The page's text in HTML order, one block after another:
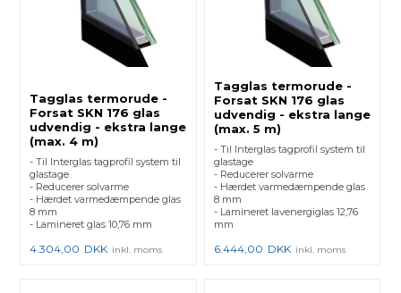
Tagglas termorude -
Forsat SKN 176 glas
udvendig - ekstra lange
(max. 4 m)
- Til Interglas tagprofil system til
glastage
- Reducerer solvarme
- Hærdet varmedæmpende glas
8 mm
- Lamineret glas 10,76 mm
4.304,00 DKK inkl. moms
Tagglas termorude -
Forsat SKN 176 glas
udvendig - ekstra lange
(max. 5 m)
- Til Interglas tagprofil system til
glastage
- Reducerer solvarme
- Hærdet varmedæmpende glas
8 mm
- Lamineret lavenergiglas 12,76
mm
6.444,00 DKK inkl. moms